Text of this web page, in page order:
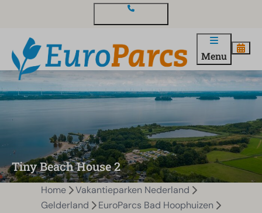
Menu
Tiny Beach House 2
Home
Vakantieparken Nederland
Gelderland
EuroParcs Bad Hoophuizen